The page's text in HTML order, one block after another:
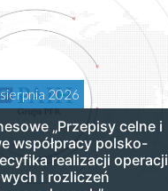
2026
„Przepisy celne i
współpracy polsko-
realizacji operacji
i rozliczeń